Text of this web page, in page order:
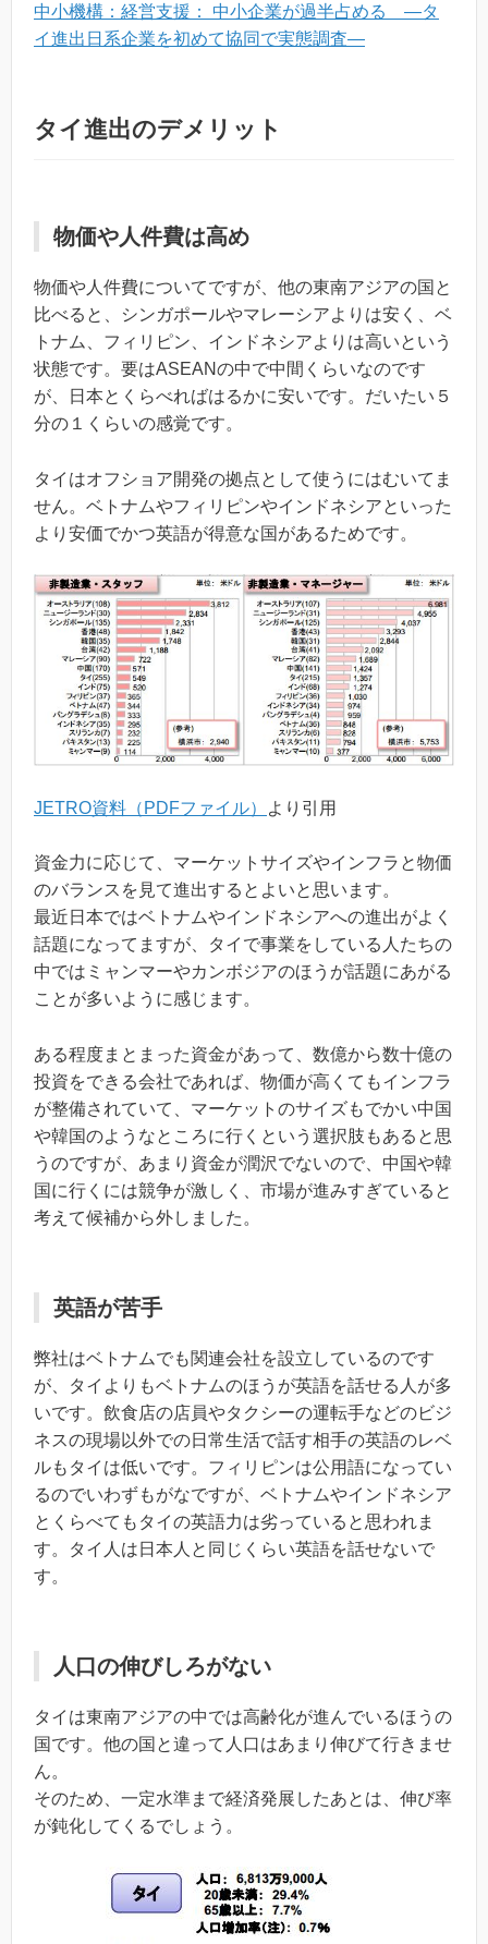
中小機構：経営支援： 中小企業が過半占める ―タ
イ進出日系企業を初めて協同で実態調査―
タイ進出のデメリット
物価や人件費は高め
物価や人件費についてですが、他の東南アジアの国と
比べると、シンガポールやマレーシアよりは安く、ベ
トナム、フィリピン、インドネシアよりは高いという
状態です。要はASEANの中で中間くらいなのです
が、日本とくらべればはるかに安いです。だいたい５
分の１くらいの感覚です。
タイはオフショア開発の拠点として使うにはむいてま
せん。ベトナムやフィリピンやインドネシアといった
より安価でかつ英語が得意な国があるためです。
JETRO資料（PDFファイル） より引用
資金力に応じて、マーケットサイズやインフラと物価
のバランスを見て進出するとよいと思います。
最近日本ではベトナムやインドネシアへの進出がよく
話題になってますが、タイで事業をしている人たちの
中ではミャンマーやカンボジアのほうが話題にあがる
ことが多いように感じます。
ある程度まとまった資金があって、数億から数十億の
投資をできる会社であれば、物価が高くてもインフラ
が整備されていて、マーケットのサイズもでかい中国
や韓国のようなところに行くという選択肢もあると思
うのですが、あまり資金が潤沢でないので、中国や韓
国に行くには競争が激しく、市場が進みすぎていると
考えて候補から外しました。
英語が苦手
弊社はベトナムでも関連会社を設立しているのです
が、タイよりもベトナムのほうが英語を話せる人が多
いです。飲食店の店員やタクシーの運転手などのビジ
ネスの現場以外での日常生活で話す相手の英語のレベ
ルもタイは低いです。フィリピンは公用語になってい
るのでいわずもがなですが、ベトナムやインドネシア
とくらべてもタイの英語力は劣っていると思われま
す。タイ人は日本人と同じくらい英語を話せないで
す。
人口の伸びしろがない
タイは東南アジアの中では高齢化が進んでいるほうの
国です。他の国と違って人口はあまり伸びて行きませ
ん。
そのため、一定水準まで経済発展したあとは、伸び率
が鈍化してくるでしょう。